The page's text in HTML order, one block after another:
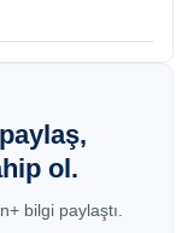
ol.
bilgi paylaştı.